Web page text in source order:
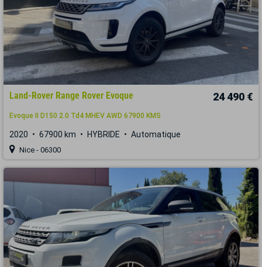
Land-Rover Range Rover Evoque 24 490 €
Evoque II D150 2.0 Td4 MHEV AWD 67900 KMS
2020 67900 km HYBRIDE Automatique
Nice - 06300